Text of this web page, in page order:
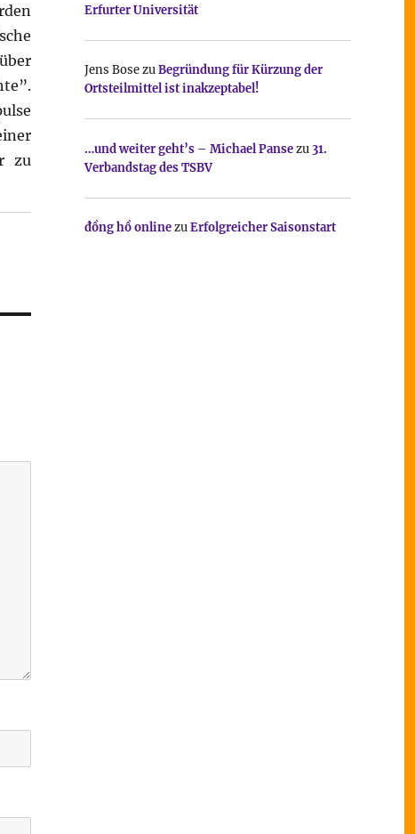
zu
Erfurter Universität
Jens BosezuBegründung für Kürzung der
Ortsteilmittel ist inakzeptabel!
…und weiter geht’s – Michael Pansezu31.
Verbandstag des TSBV
đồng hồ onlinezuErfolgreicher Saisonstart